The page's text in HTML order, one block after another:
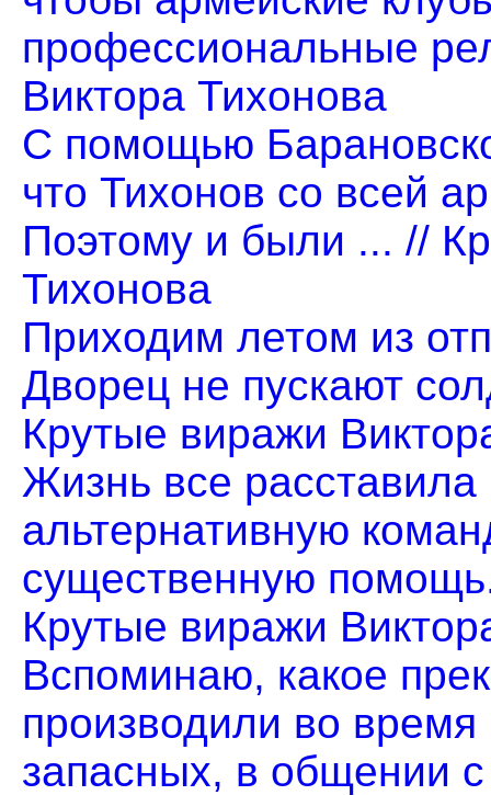
профессиональные
Виктора Тихонова
С помощью
что Тихонов со всей
Поэтому и были ... //
Тихонова
Приходим летом из
Дворец не пускают
Крутые виражи
Жизнь все
альтернативную
существенную
Крутые виражи
Вспоминаю, какое
производили во
запасных, в общении